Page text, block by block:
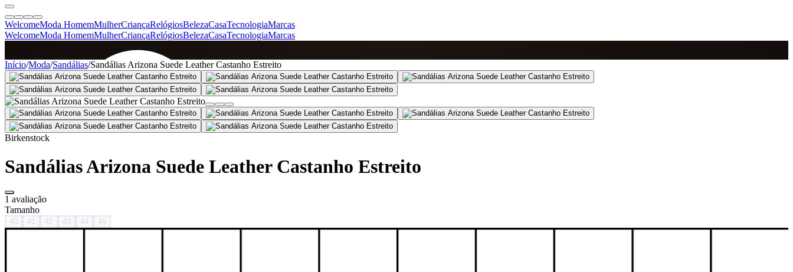
WelcomeModa HomemMulherCriançaRelógiosBelezaCasaTecnologiaMarcas
WelcomeModa HomemMulherCriançaRelógiosBelezaCasaTecnologiaMarcas
SINCE 2005
+de 36.000 reviews
Início/Moda/Sandálias/Sandálias Arizona Suede Leather Castanho Estreito
Birkenstock
Sandálias Arizona Suede Leather Castanho Estreito
1 avaliação
Tamanho
40 41 42 43 44 45